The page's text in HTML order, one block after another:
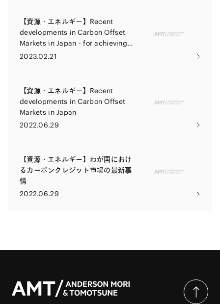
【資源・エネルギー】Recent
developments in Carbon Offset
Markets in Japan - for achieving
green transformation and carbon
2023.02.21
【資源・エネルギー】Recent
developments in Carbon Offset
Markets in Japan
2022.06.29
【資源・エネルギー】わが国におけ
るカーボンクレジット市場の最新事
情
2022.06.29